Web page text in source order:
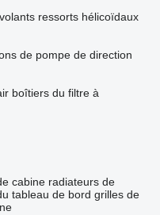
volants ressorts hélicoïdaux
de pompe de direction
boîtiers du filtre à
cabine radiateurs de
tableau de bord grilles de